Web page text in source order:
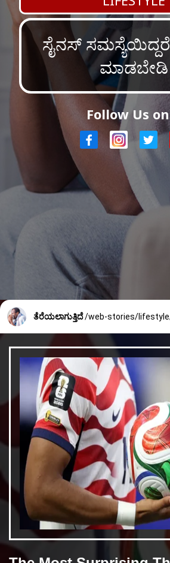
ಸೈನಸ್
ಮಾಡಬೇಡಿ
Follow Us
ತೆರೆಯಲಾಗುತ್ತಿದೆ